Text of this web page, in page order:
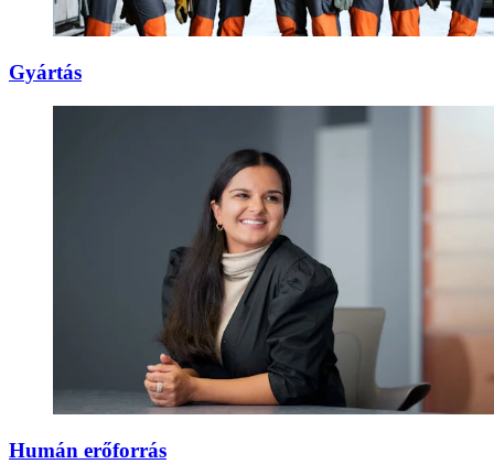
Gyártás
Humán erőforrás